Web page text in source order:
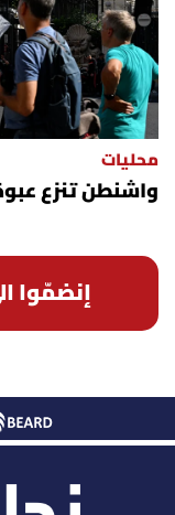
محليات
واشنطن تنزع
إنضمّوا